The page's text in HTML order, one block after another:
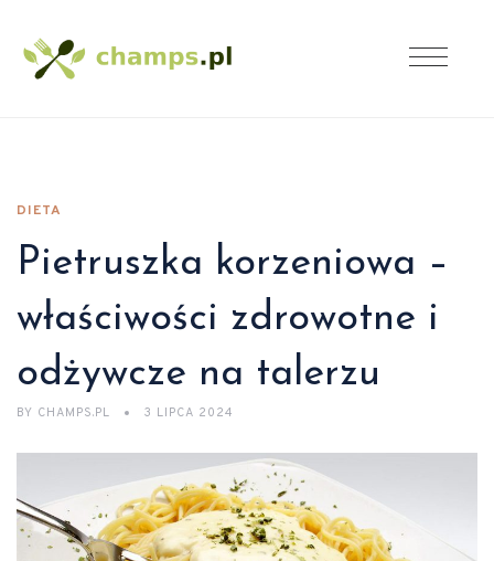
DIETA
Pietruszka korzeniowa –
właściwości zdrowotne i
odżywcze na talerzu
BY CHAMPS.PL 3 LIPCA 2024